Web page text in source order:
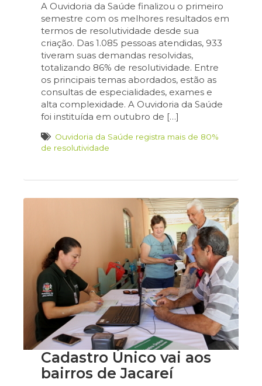
A Ouvidoria da Saúde finalizou o primeiro
semestre com os melhores resultados em
termos de resolutividade desde sua
criação. Das 1.085 pessoas atendidas, 933
tiveram suas demandas resolvidas,
totalizando 86% de resolutividade. Entre
os principais temas abordados, estão as
consultas de especialidades, exames e
alta complexidade. A Ouvidoria da Saúde
foi instituída em outubro de […]
Ouvidoria da Saúde registra mais de 80%
de resolutividade
Cadastro Único vai aos
bairros de Jacareí